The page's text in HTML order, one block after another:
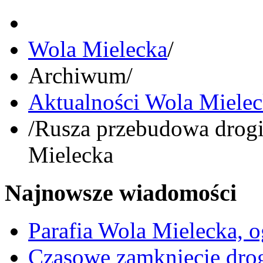
Wola Mielecka/
Archiwum/
Aktualności Wola
/Rusza przebudowa
Mielecka
Najnowsze wiadomości
Parafia Wola Mielecka,
Czasowe zamknięcie